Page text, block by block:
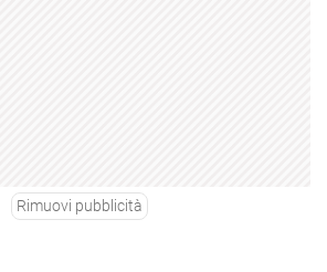
Rimuovi pubblicità